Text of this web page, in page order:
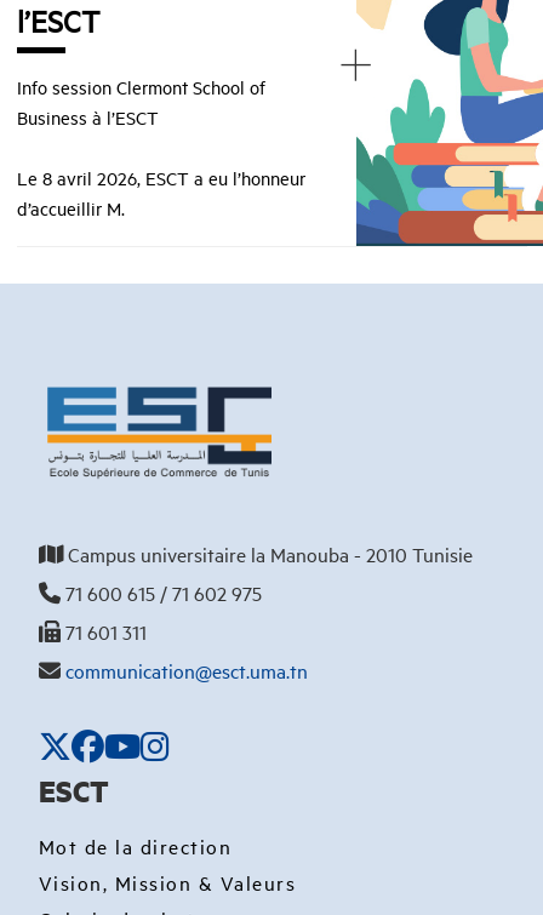
l’ESCT
Info session Clermont School of
Business à l’ESCT
Le 8 avril 2026, ESCT a eu l’honneur
d’accueillir M.
+
Campus universitaire la Manouba - 2010 Tunisie
71 600 615 / 71 602 975
71 601 311
communication@esct.uma.tn
ESCT
Mot de la direction
Vision, Mission & Valeurs